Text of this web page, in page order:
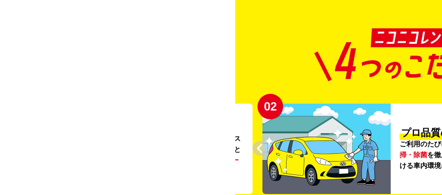
。ガソリンス
タンドや整備工場の既存インフラを活用すること
リー
02
プロ品
ご利用のた
掃・除菌を
ける車内環